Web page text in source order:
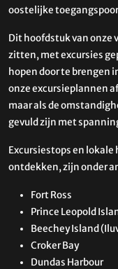
oostelijke
Dit hoofdstuk van onze
zitten, met excursies
hopen door te brengen
onze excursieplannen
maar als de
gevuld zijn met
Excursiestops en
ontdekken, zijn onder
Fort Ross
Prince Leopold
Beechey Island
Croker Bay
Dundas Harbour